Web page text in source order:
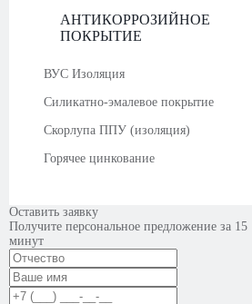
АНТИКОРРОЗИЙНОЕ
ПОКРЫТИЕ
ВУС Изоляция
Силикатно-эмалевое покрытие
Скорлупа ППУ (изоляция)
Горячее цинкование
Оставить заявку
Получите персональное предложение за 15
минут